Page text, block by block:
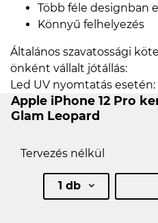
Több féle designban
Könnyű felhelyezés
Általános szavatossági
önként vállalt jótállás:
Led UV nyomtatás
Apple iPhone 12 Pro
Glam Leopard
Tervezés nélkül
1 db